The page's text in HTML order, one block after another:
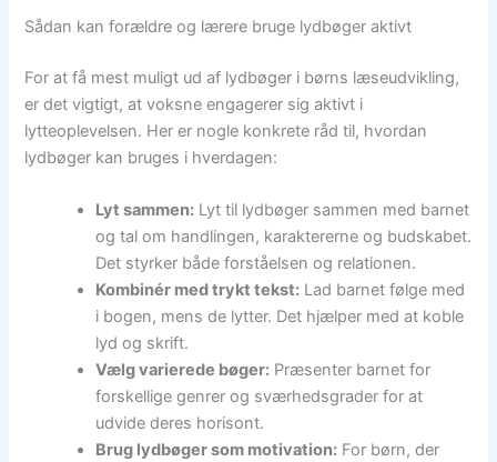
Sådan kan forældre og lærere bruge lydbøger aktivt
For at få mest muligt ud af lydbøger i børns læseudvikling,
er det vigtigt, at voksne engagerer sig aktivt i
lytteoplevelsen. Her er nogle konkrete råd til, hvordan
lydbøger kan bruges i hverdagen:
Lyt sammen: Lyt til lydbøger sammen med barnet
og tal om handlingen, karaktererne og budskabet.
Det styrker både forståelsen og relationen.
Kombinér med trykt tekst: Lad barnet følge med
i bogen, mens de lytter. Det hjælper med at koble
lyd og skrift.
Vælg varierede bøger: Præsenter barnet for
forskellige genrer og sværhedsgrader for at
udvide deres horisont.
Brug lydbøger som motivation: For børn, der